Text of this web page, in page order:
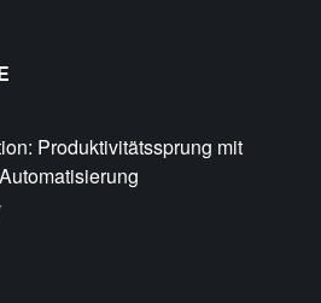
Produktivitätssprung mit